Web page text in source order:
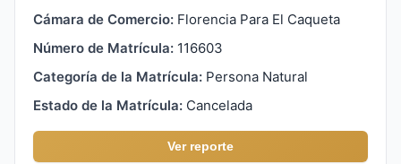
Cámara de Comercio: Florencia Para El Caqueta
Número de Matrícula: 116603
Categoría de la Matrícula: Persona Natural
Estado de la Matrícula: Cancelada
Ver reporte